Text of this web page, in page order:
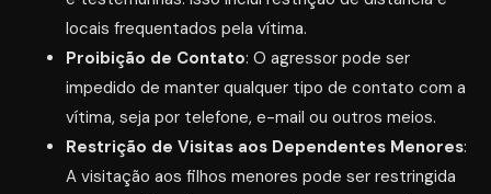
locais frequentados pela vítima.
Proibição de Contato: O agressor pode ser
impedido de manter qualquer tipo de contato com a
vítima, seja por telefone, e-mail ou outros meios.
Restrição de Visitas aos Dependentes Menores:
A visitação aos filhos menores pode ser restringida